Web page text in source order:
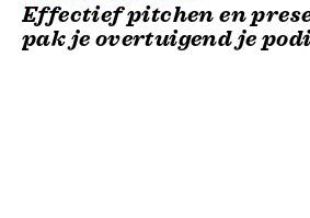
Effectief pitchen en
pak je overtuigend je